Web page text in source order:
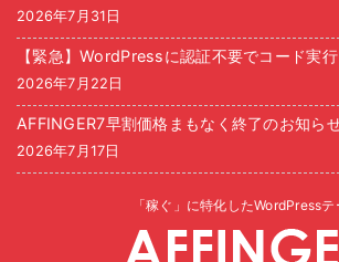
2026年7月31日
【緊急】WordPressに認証不要でコード実
2026年7月22日
AFFINGER7早割価格まもなく終了のお知ら
2026年7月17日
「稼ぐ」に特化したWordPressテ